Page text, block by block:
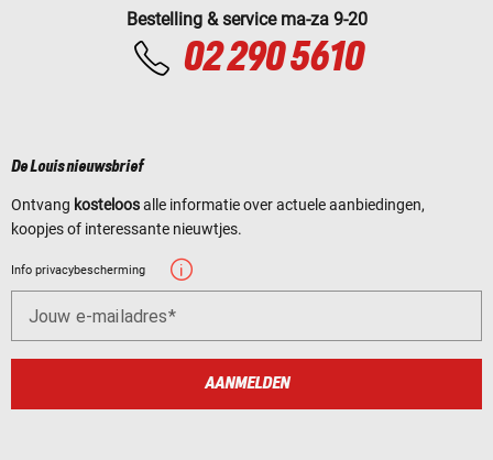
Bestelling & service ma-za 9-20
02 290 5610
De Louis nieuwsbrief
Ontvang kosteloosalle informatie over actuele aanbiedingen,
koopjes of interessante nieuwtjes.
Info privacybescherming
Jouw e-mailadres
AANMELDEN